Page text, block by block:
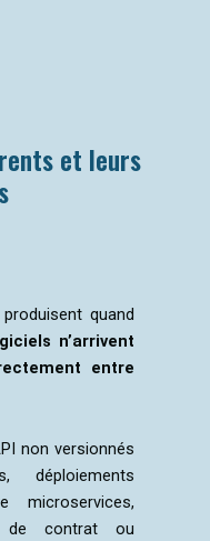
et leurs
quand
n’arrivent
entre
non versionnés
déploiements
microservices,
de contrat ou